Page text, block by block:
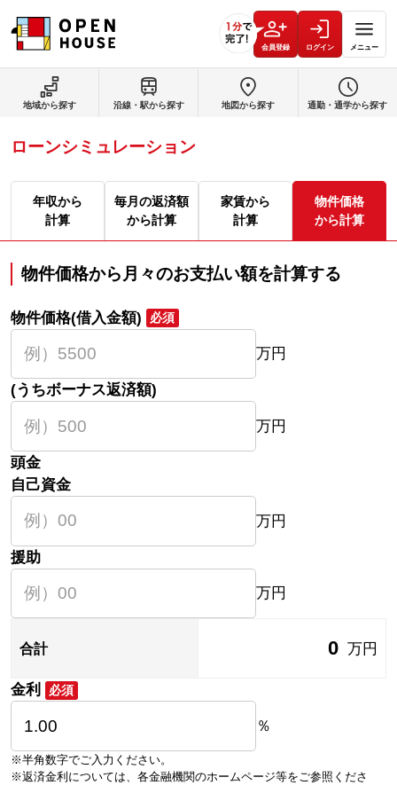
会員登録 ログイン メニュー
地域から探す 沿線・駅から探す 地図から探す 通勤・通学から探す
ローンシミュレーション
年収から
計算
毎月の返済額
から計算
家賃から
計算
物件価格
から計算
物件価格から月々のお支払い額を計算する
物件価格(借入金額) 必須
万円
(うちボーナス返済額)
万円
頭金
自己資金
万円
援助
万円
合計 0 万円
金利 必須
％
※半角数字でご入力ください。
※返済金利については、各金融機関のホームページ等をご参照くださ